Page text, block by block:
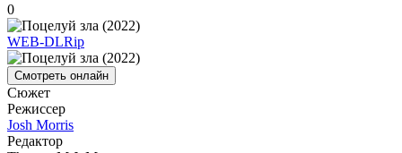
0
WEB-DLRip
Смотреть онлайн
Сюжет
Режиссер
Josh Morris
Редактор